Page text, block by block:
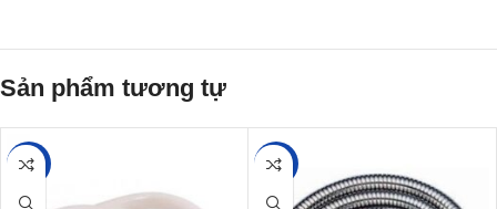
Sản phẩm tương tự
-36% -24%